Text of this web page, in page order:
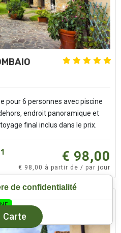
pour 6 personnes avec piscine
endroit panoramique et
final inclus dans le prix.
1 € 98,00
€ 98,00 à partir de / par jour
Carte
de confidentialité